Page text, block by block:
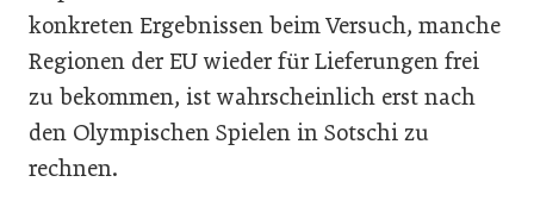
konkreten Ergebnissen beim Versuch, manche
Regionen der EU wieder für Lieferungen frei
zu bekommen, ist wahrscheinlich erst nach
den Olympischen Spielen in Sotschi zu
rechnen.